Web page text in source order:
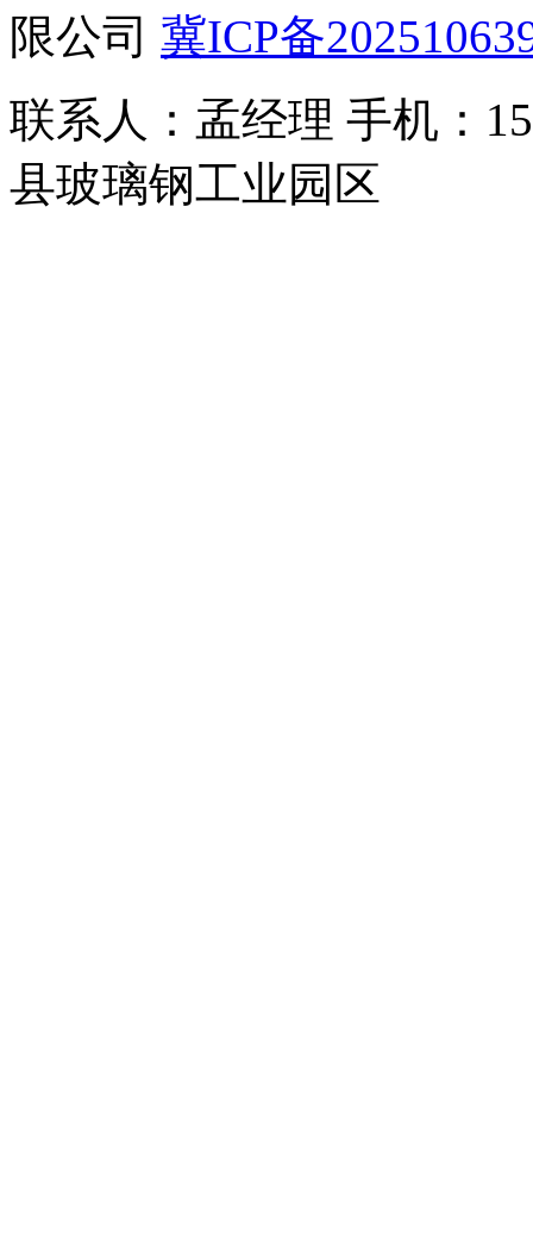
限公司 冀ICP备
联系人：孟经理 手机：
县玻璃钢工业园区